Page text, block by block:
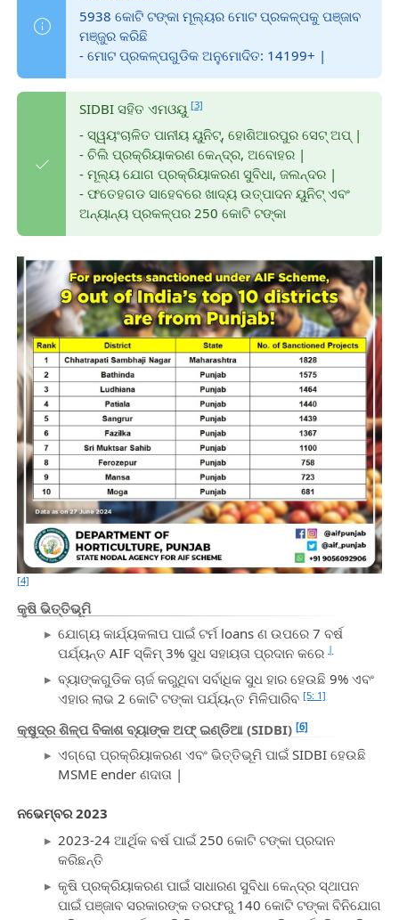
5938 କୋଟି ଟଙ୍କା ମୂଲ୍ୟର ମୋଟ ପ୍ରକଳ୍ପକୁ ପଞ୍ଜାବ
ମଞ୍ଜୁର କରିଛି
- ମୋଟ ପ୍ରକଳ୍ପଗୁଡିକ ଅନୁମୋଦିତ: 14199+ |
SIDBI ସହିତ ଏମଓୟୁ[3]
- ସ୍ୱୟଂଚାଳିତ ପାନୀୟ ୟୁନିଟ୍, ହୋଶିଆରପୁର ସେଟ୍ ଅପ୍ |
- ଚିଲି ପ୍ରକ୍ରିୟାକରଣ କେନ୍ଦ୍ର, ଅବୋହର |
- ମୂଲ୍ୟ ଯୋଗ ପ୍ରକ୍ରିୟାକରଣ ସୁବିଧା, ଜଲନ୍ଦର |
- ଫତେହଗଡ ସାହେବରେ ଖାଦ୍ୟ ଉତ୍ପାଦନ ୟୁନିଟ୍ ଏବଂ
ଅନ୍ୟାନ୍ୟ ପ୍ରକଳ୍ପର 250 କୋଟି ଟଙ୍କା
[4]
କୃଷି ଭିତ୍ତିଭୂମି
ଯୋଗ୍ୟ କାର୍ଯ୍ୟକଳାପ ପାଇଁ ଟର୍ମ loans ଣ ଉପରେ 7 ବର୍ଷ
ପର୍ଯ୍ୟନ୍ତ AIF ସ୍କିମ୍ 3% ସୁଧ ସହାୟତା ପ୍ରଦାନ କରେ|
ବ୍ୟାଙ୍କଗୁଡିକ ଚାର୍ଜ କରୁଥିବା ସର୍ବାଧିକ ସୁଧ ହାର ହେଉଛି 9% ଏବଂ
ଏହାର ଲାଭ 2 କୋଟି ଟଙ୍କା ପର୍ଯ୍ୟନ୍ତ ମିଳିପାରିବ [5: 1]
କ୍ଷୁଦ୍ର ଶିଳ୍ପ ବିକାଶ ବ୍ୟାଙ୍କ ଅଫ୍ ଇଣ୍ଡିଆ (SIDBI) [6]
ଏଗ୍ରୋ ପ୍ରକ୍ରିୟାକରଣ ଏବଂ ଭିତ୍ତିଭୂମି ପାଇଁ SIDBI ହେଉଛି
MSME ender ଣଦାତା |
ନଭେମ୍ବର 2023
2023-24 ଆର୍ଥିକ ବର୍ଷ ପାଇଁ 250 କୋଟି ଟଙ୍କା ପ୍ରଦାନ
କରିଛନ୍ତି
କୃଷି ପ୍ରକ୍ରିୟାକରଣ ପାଇଁ ସାଧାରଣ ସୁବିଧା କେନ୍ଦ୍ର ସ୍ଥାପନ
ପାଇଁ ପଞ୍ଜାବ ସରକାରଙ୍କ ତରଫରୁ 140 କୋଟି ଟଙ୍କା ବିନିଯୋଗ